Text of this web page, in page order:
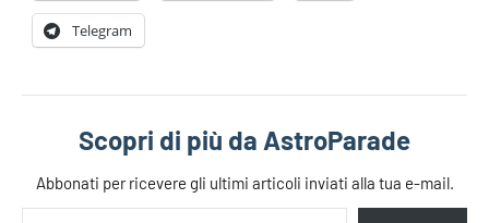
Telegram
Scopri di più da AstroParade
Abbonati per ricevere gli ultimi articoli inviati alla tua e-mail.
Digita la tua e-mail...